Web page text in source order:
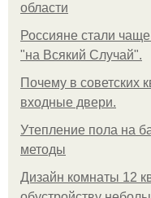
области
Россияне стали
"на Всякий Случай".
Почему в советских
входные двери.
Утепление пола на
методы
Дизайн комнаты 12